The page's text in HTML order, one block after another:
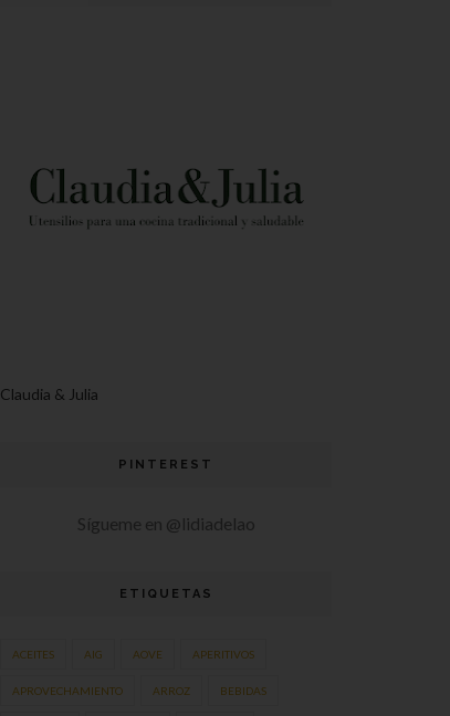
Claudia & Julia
PINTEREST
Sígueme en @lidiadelao
ETIQUETAS
ACEITES AIG AOVE APERITIVOS
APROVECHAMIENTO ARROZ BEBIDAS